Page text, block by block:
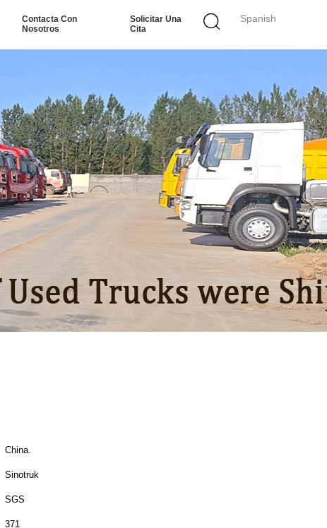
Spanish
Contacta Con
Nosotros
Solicitar Una
Cita
China.
Sinotruk
SGS
371